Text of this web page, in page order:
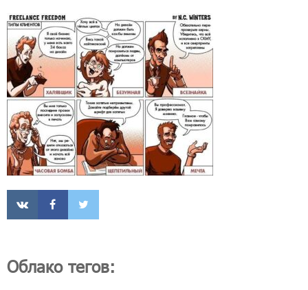
Облако тегов: